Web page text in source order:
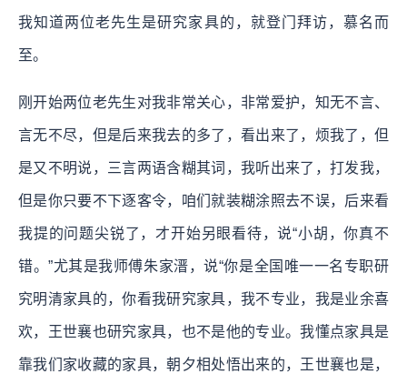
我知道两位老先生是研究家具的，就登门拜访，慕名而
至。
刚开始两位老先生对我非常关心，非常爱护，知无不言、
言无不尽，但是后来我去的多了，看出来了，烦我了，但
是又不明说，三言两语含糊其词，我听出来了，打发我，
但是你只要不下逐客令，咱们就装糊涂照去不误，后来看
我提的问题尖锐了，才开始另眼看待，说“小胡，你真不
错。”尤其是我师傅朱家溍，说“你是全国唯一一名专职研
究明清家具的，你看我研究家具，我不专业，我是业余喜
欢，王世襄也研究家具，也不是他的专业。我懂点家具是
靠我们家收藏的家具，朝夕相处悟出来的，王世襄也是，